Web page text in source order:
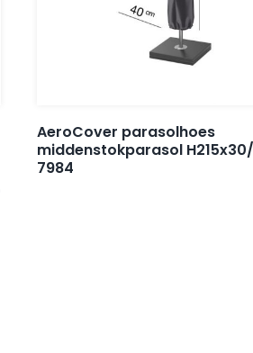
AeroCover parasolhoes
middenstokparasol
7984